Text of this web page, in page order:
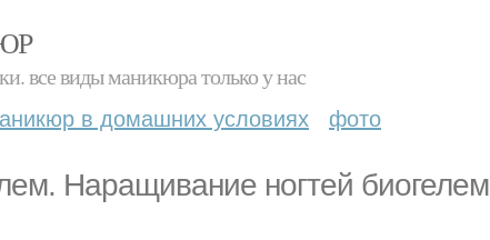
все виды маникюра только у нас
в домашних условиях фото
Наращивание ногтей биогелем